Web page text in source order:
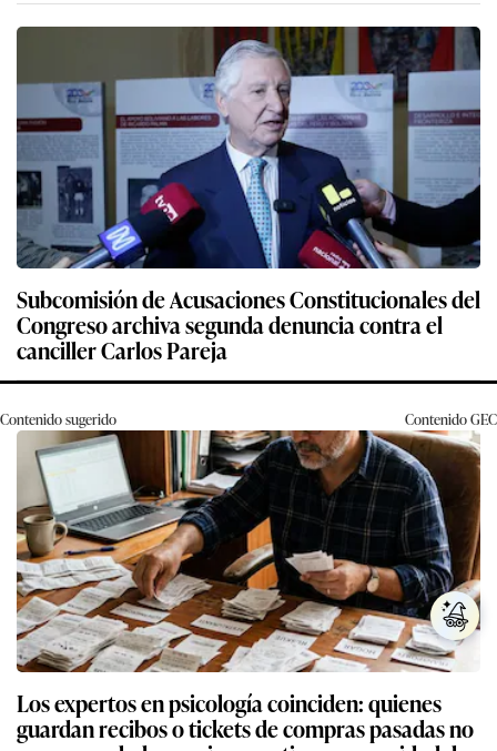
Subcomisión de Acusaciones Constitucionales del
Congreso archiva segunda denuncia contra el
canciller Carlos Pareja
Contenido sugerido ContenidoGEC
Los expertos en psicología coinciden: quienes
guardan recibos o tickets de compras pasadas no